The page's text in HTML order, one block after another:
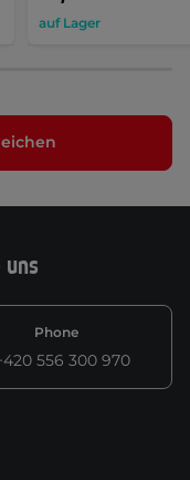
auf Lager
Phone
556 300 970